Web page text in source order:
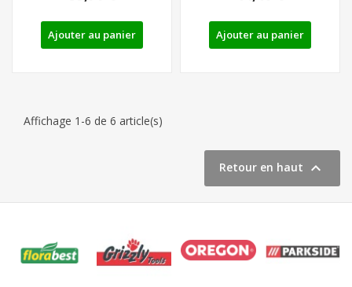
Ajouter au panier Ajouter au panier
Affichage 1-6 de 6 article(s)
Retour en haut 